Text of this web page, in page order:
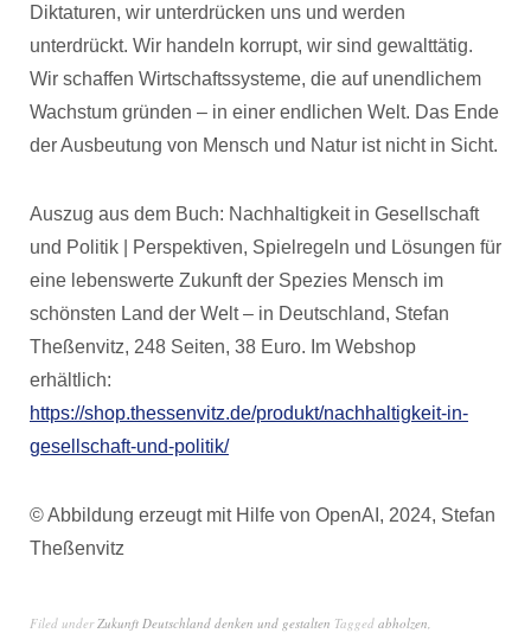
Diktaturen, wir unterdrücken uns und werden
unterdrückt. Wir handeln korrupt, wir sind gewalttätig.
Wir schaffen Wirtschaftssysteme, die auf unendlichem
Wachstum gründen – in einer endlichen Welt. Das Ende
der Ausbeutung von Mensch und Natur ist nicht in Sicht.
Auszug aus dem Buch: Nachhaltigkeit in Gesellschaft
und Politik | Perspektiven, Spielregeln und Lösungen für
eine lebenswerte Zukunft der Spezies Mensch im
schönsten Land der Welt – in Deutschland, Stefan
Theßenvitz, 248 Seiten, 38 Euro. Im Webshop
erhältlich:
https://shop.thessenvitz.de/produkt/nachhaltigkeit-in-
gesellschaft-und-politik/
© Abbildung erzeugt mit Hilfe von OpenAI, 2024, Stefan
Theßenvitz
Filed underZukunft Deutschland denken und gestalten Tagged abholzen,